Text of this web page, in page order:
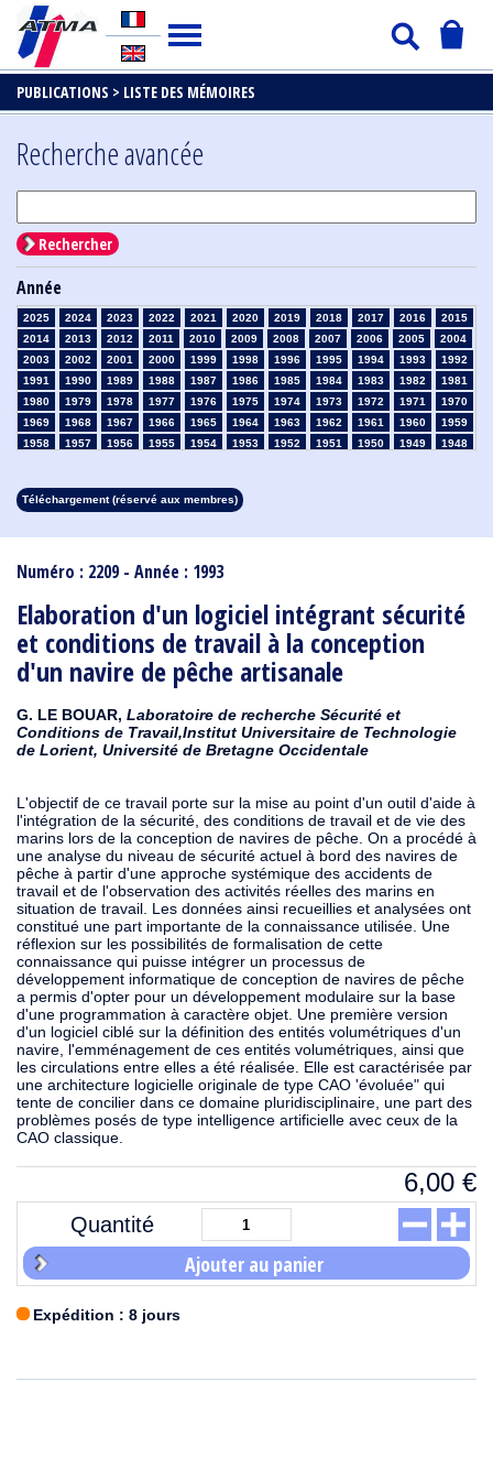
PUBLICATIONS > LISTE DES MÉMOIRES
Numéro : 2209 - Année : 1993
Elaboration d'un logiciel intégrant sécurité
et conditions de travail à la conception
d'un navire de pêche artisanale
G. LE BOUAR, Laboratoire de recherche Sécurité et
Conditions de Travail,Institut Universitaire de Technologie
de Lorient, Université de Bretagne Occidentale
L'objectif de ce travail porte sur la mise au point d'un outil d'aide à
l'intégration de la sécurité, des conditions de travail et de vie des
marins lors de la conception de navires de pêche. On a procédé à
une analyse du niveau de sécurité actuel à bord des navires de
pêche à partir d'une approche systémique des accidents de
travail et de l'observation des activités réelles des marins en
situation de travail. Les données ainsi recueillies et analysées ont
constitué une part importante de la connaissance utilisée. Une
réflexion sur les possibilités de formalisation de cette
connaissance qui puisse intégrer un processus de
développement informatique de conception de navires de pêche
a permis d'opter pour un développement modulaire sur la base
d'une programmation à caractère objet. Une première version
d'un logiciel ciblé sur la définition des entités volumétriques d'un
navire, l'emménagement de ces entités volumétriques, ainsi que
les circulations entre elles a été réalisée. Elle est caractérisée par
une architecture logicielle originale de type CAO 'évoluée" qui
tente de concilier dans ce domaine pluridisciplinaire, une part des
problèmes posés de type intelligence artificielle avec ceux de la
CAO classique.
6,00 €
Quantité
Ajouter au panier
Expédition : 8 jours
Recherche avancée
Rechercher
Année
2025 2024 2023 2022 2021 2020 2019 2018 2017 2016
2015
2014
2013 2012 2011 2010 2009 2008 2007 2006 2005
2004
2003
2002 2001 2000 1999 1998 1996 1995 1994 1993
1992
1991
1990 1989 1988 1987 1986 1985 1984 1983 1982
1981
1980
1979 1978 1977 1976 1975 1974 1973 1972 1971
1970
1969
1968 1967 1966 1965 1964 1963 1962 1961 1960
1959
1958
1957 1956 1955 1954 1953 1952 1951 1950 1949
1948
1913
1912 1911 1910 1909 1908
Téléchargement (réservé aux membres)